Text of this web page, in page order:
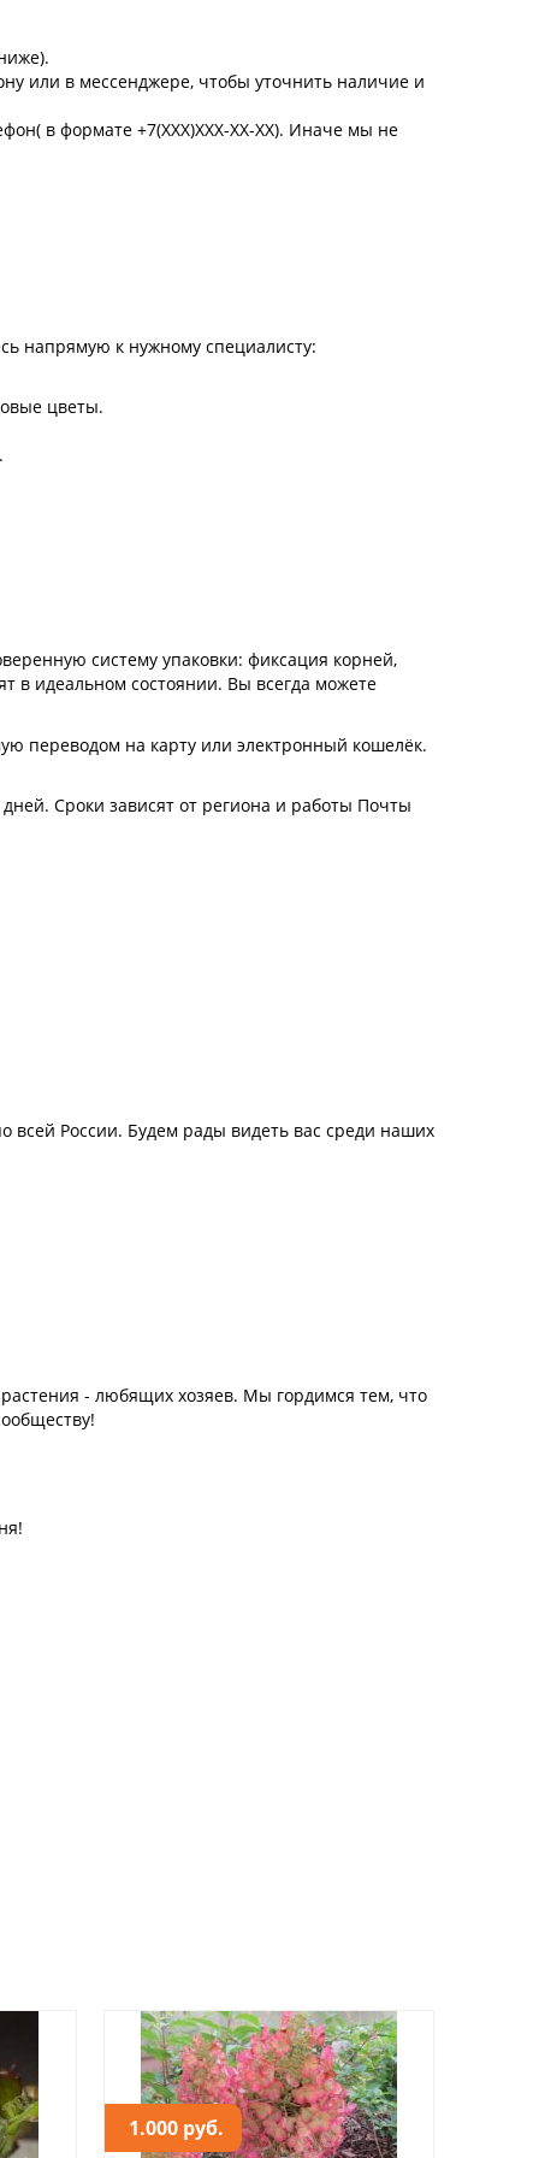
или в мессенджере, чтобы уточнить наличие и
в формате +7(XXX)XXX-XX-XX). Иначе мы не
напрямую к нужному специалисту:
цветы.
систему упаковки: фиксация корней,
в идеальном состоянии. Вы всегда можете
переводом на карту или электронный кошелёк.
Сроки зависят от региона и работы Почты
всей России. Будем рады видеть вас среди наших
растения - любящих хозяев. Мы гордимся тем, что
1.000 руб.